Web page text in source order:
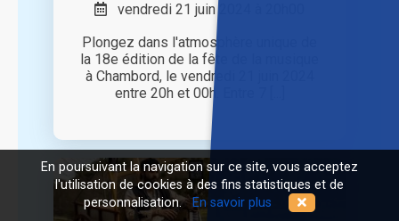
vendredi 21 juin 2024 à 20h00
Plongez dans l'atmosphère unique de
la 18e édition de la fête de la musique
à Chambord, le vendredi 21 juin 2024
entre 20h et 00h. Entre 7 [...]
En poursuivant la navigation sur ce site, vous acceptez
l'utilisation de cookies à des fins statistiques et de
personnalisation. En savoir plus